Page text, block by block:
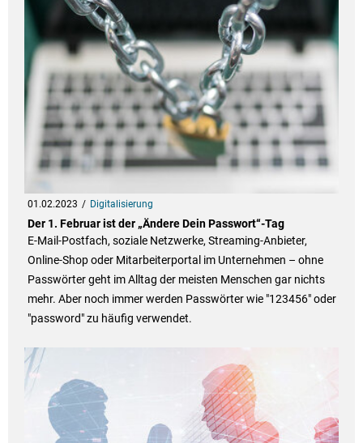
01.02.2023 Digitalisierung
Der 1. Februar ist der „Ändere Dein Passwort“-Tag
E-Mail-Postfach, soziale Netzwerke, Streaming-Anbieter,
Online-Shop oder Mitarbeiterportal im Unternehmen – ohne
Passwörter geht im Alltag der meisten Menschen gar nichts
mehr. Aber noch immer werden Passwörter wie "123456" oder
"password" zu häufig verwendet.